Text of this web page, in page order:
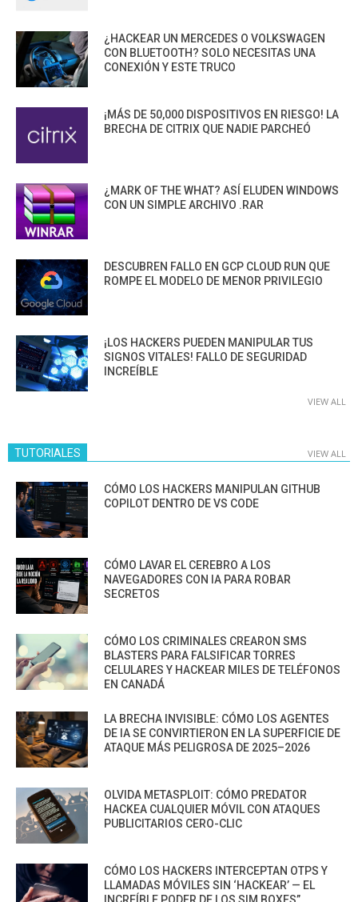
¿HACKEAR UN MERCEDES O VOLKSWAGEN
CON BLUETOOTH? SOLO NECESITAS UNA
CONEXIÓN Y ESTE TRUCO
¡MÁS DE 50,000 DISPOSITIVOS EN RIESGO! LA
BRECHA DE CITRIX QUE NADIE PARCHEÓ
¿MARK OF THE WHAT? ASÍ ELUDEN WINDOWS
CON UN SIMPLE ARCHIVO .RAR
DESCUBREN FALLO EN GCP CLOUD RUN QUE
ROMPE EL MODELO DE MENOR PRIVILEGIO
¡LOS HACKERS PUEDEN MANIPULAR TUS
SIGNOS VITALES! FALLO DE SEGURIDAD
INCREÍBLE
VIEW ALL
TUTORIALES VIEW ALL
CÓMO LOS HACKERS MANIPULAN GITHUB
COPILOT DENTRO DE VS CODE
CÓMO LAVAR EL CEREBRO A LOS
NAVEGADORES CON IA PARA ROBAR
SECRETOS
CÓMO LOS CRIMINALES CREARON SMS
BLASTERS PARA FALSIFICAR TORRES
CELULARES Y HACKEAR MILES DE TELÉFONOS
EN CANADÁ
LA BRECHA INVISIBLE: CÓMO LOS AGENTES
DE IA SE CONVIRTIERON EN LA SUPERFICIE DE
ATAQUE MÁS PELIGROSA DE 2025–2026
OLVIDA METASPLOIT: CÓMO PREDATOR
HACKEA CUALQUIER MÓVIL CON ATAQUES
PUBLICITARIOS CERO-CLIC
CÓMO LOS HACKERS INTERCEPTAN OTPS Y
LLAMADAS MÓVILES SIN ‘HACKEAR’ — EL
INCREÍBLE PODER DE LOS SIM BOXES”